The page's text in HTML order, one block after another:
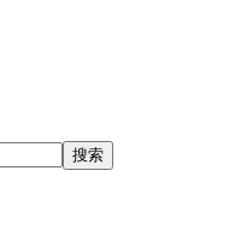
搜索